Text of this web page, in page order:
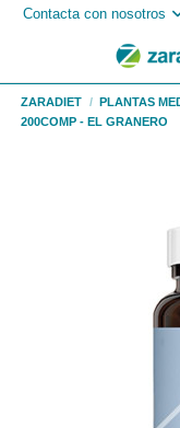
Contacta con nosotros
ZARADIET PLANTAS
200COMP - EL GRANERO